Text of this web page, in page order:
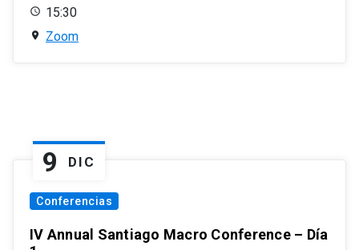
15:30
Zoom
9 DIC
Conferencias
IV Annual Santiago Macro Conference – Día